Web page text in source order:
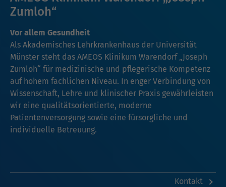
Zumloh“
Vor allem Gesundheit
Als Akademisches Lehrkrankenhaus der Universität
Münster steht das AMEOS Klinikum Warendorf „Joseph
Zumloh“ für medizinische und pflegerische Kompetenz
auf hohem fachlichen Niveau. In enger Verbindung von
Wissenschaft, Lehre und klinischer Praxis gewährleisten
wir eine qualitätsorientierte, moderne
Patientenversorgung sowie eine fürsorgliche und
individuelle Betreuung.
Kontakt